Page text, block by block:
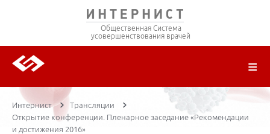
Общественная Система
усовершенствования врачей
ТРАНСЛЯЦИИ
ЦИКЛЫ ПЕРЕДАЧ
ПУБЛИКАЦИИ
РЕГИСТРАЦИЯ
Интернист
Трансляции
Открытие конференции. Пленарное заседание «Рекомендации
и достижения 2016»